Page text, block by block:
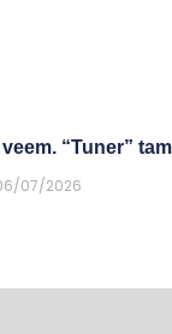
“Tuner”
07/2026